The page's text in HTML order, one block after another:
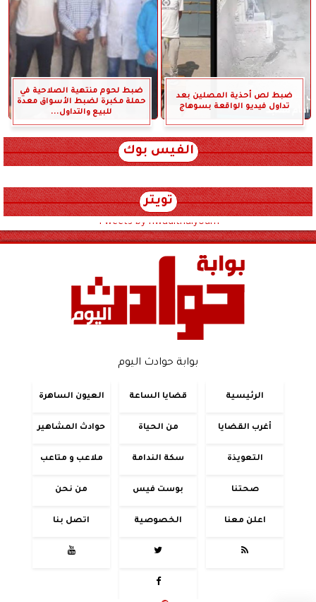
ضبط لص أحذية المصلين بعد
تداول فيديو الواقعة بسوهاج
ضبط لحوم منتهية الصلاحية في
حملة مكبرة لضبط الأسواق معدة
للبيع والتداول...
الفيس بوك
تويتر
Tweets by hwadithalyoum
بوابة حوادث اليوم
الرئيسية قضايا الساعة العيون الساهرة
أغرب القضايا من الحياة حوادث المشاهير
التعويذة سكة الندامة ملاعب و متاعب
صحتنا بوست فيس من نحن
اعلن معنا الخصوصية اتصل بنا



